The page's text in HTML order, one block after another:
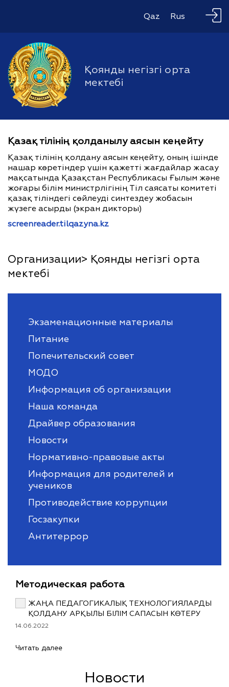
Qaz Rus
Қоянды негізгі орта
мектебі
Қазақ тілінің қолданылу аясын кеңейту
Қазақ тілінің қолдану аясын кеңейту, оның ішінде
нашар көретіндер үшін қажетті жағдайлар жасау
мақсатында Қазақстан Республикасы Ғылым және
жоғары білім министрлігінің Тіл саясаты комитеті
қазақ тіліндегі сөйлеуді синтездеу жобасын
жүзеге асырды (экран дикторы)
screenreader.tilqazyna.kz
Организации> Қоянды негізгі орта
мектебі
Экзаменационные материалы
Питание
Попечительский совет
МОДО
Информация об организации
Наша команда
Драйвер образования
Новости
Нормативно-правовые акты
Информация для родителей и
учеников
Противодействие коррупции
Госзакупки
Антитеррор
Методическая работа
ЖАҢА ПЕДАГОГИКАЛЫҚ ТЕХНОЛОГИЯЛАРДЫ
ҚОЛДАНУ АРҚЫЛЫ БІЛІМ САПАСЫН КӨТЕРУ
14.06.2022
Читать далее
Новости